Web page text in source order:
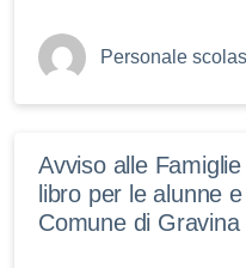
Personale
Avviso alle
libro per le alunne
Comune di